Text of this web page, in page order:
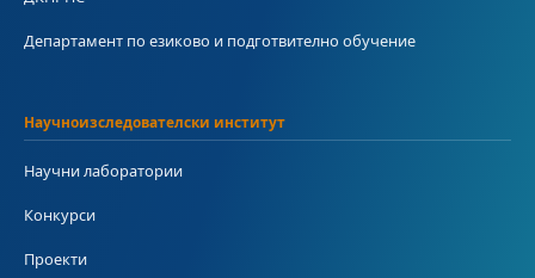
Департамент по езиково и подготвително обучение
Научноизследователски институт
Научни лаборатории
Конкурси
Проекти